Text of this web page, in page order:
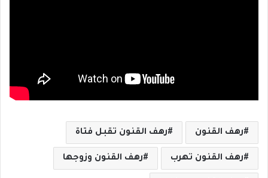
رهف القنون رهف القنون تقبل فتاة
رهف القنون تهرب رهف القنون وزوجها